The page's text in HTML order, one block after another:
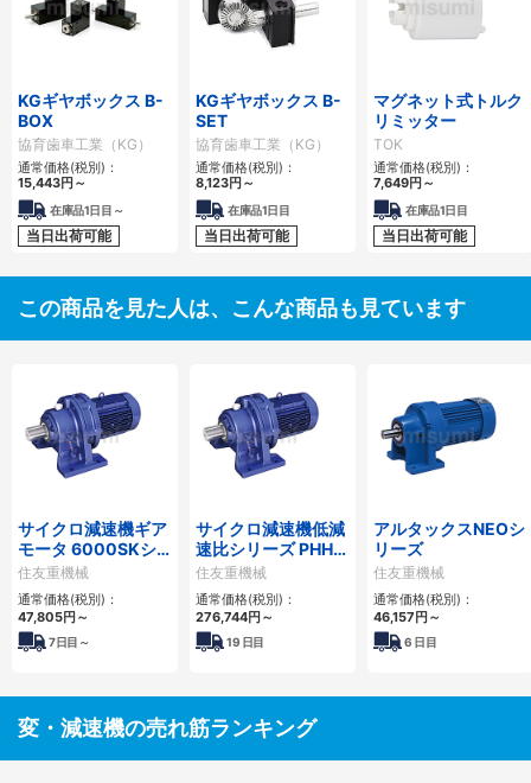
KGギヤボックス B-
BOX
協育歯車工業（KG）
通常価格(税別)：
15,443円～
在庫品1日目～
当日出荷可能
KGギヤボックス B-
SET
協育歯車工業（KG）
通常価格(税別)：
8,123円～
在庫品1日目
当日出荷可能
マグネット式トルク
リミッター
TOK
通常価格(税別)：
7,649円～
在庫品1日目
当日出荷可能
この商品を見た人は、こんな商品も見ています
サイクロ減速機ギア
モータ 6000SKシ
リーズ
住友重機械
通常価格(税別)：
47,805円～
7日目～
サイクロ減速機低減
速比シリーズ PHHM
形
住友重機械
通常価格(税別)：
276,744円～
19 日目
アルタックスNEOシ
リーズ
住友重機械
通常価格(税別)：
46,157円～
6 日目
変・減速機の売れ筋ランキング